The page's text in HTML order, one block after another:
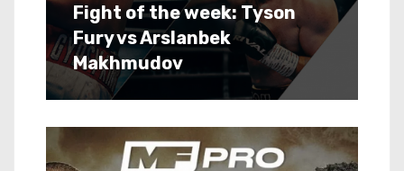
Fight of the week: Tyson
Fury vs Arslanbek
Makhmudov